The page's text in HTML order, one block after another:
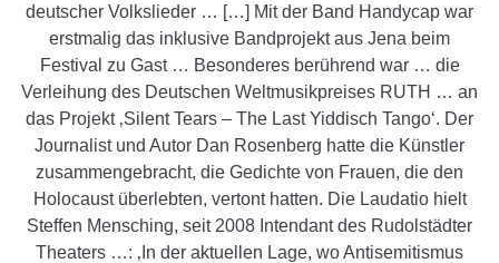
deutscher Volkslieder … […] Mit der Band Handycap war
erstmalig das inklusive Bandprojekt aus Jena beim
Festival zu Gast … Besonderes berührend war … die
Verleihung des Deutschen Weltmusikpreises RUTH … an
das Projekt ‚Silent Tears – The Last Yiddisch Tango‘. Der
Journalist und Autor Dan Rosenberg hatte die Künstler
zusammengebracht, die Gedichte von Frauen, die den
Holocaust überlebten, vertont hatten. Die Laudatio hielt
Steffen Mensching, seit 2008 Intendant des Rudolstädter
Theaters …: ‚In der aktuellen Lage, wo Antisemitismus